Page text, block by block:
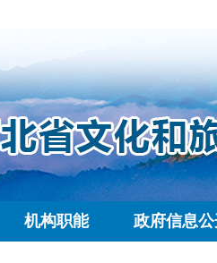
机构职能 政府信息